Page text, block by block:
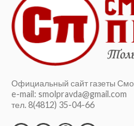
Официальный сайт газеты
e-mail: smolpravda@gmail.com
тел. 8(4812) 35-04-66